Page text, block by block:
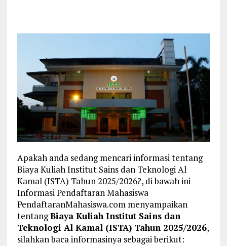
Apakah anda sedang mencari informasi tentang
Biaya Kuliah Institut Sains dan Teknologi Al
Kamal (ISTA) Tahun 2025/2026?, di bawah ini
Informasi Pendaftaran Mahasiswa
PendaftaranMahasiswa.com menyampaikan
tentangBiaya Kuliah Institut Sains dan
Teknologi Al Kamal (ISTA) Tahun 2025/2026,
silahkan baca informasinya sebagai berikut: